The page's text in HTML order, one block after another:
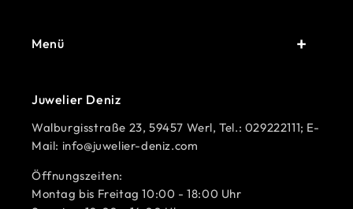
Menü
Juwelier Deniz
Walburgisstraße 23, 59457 Werl, Tel.: 029222111; E-
Mail: info@juwelier-deniz.com
Öffnungszeiten:
Montag bis Freitag 10:00 - 18:00 Uhr